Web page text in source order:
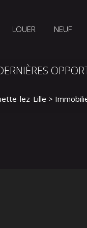
LOUER NEUF
lez-Lille >